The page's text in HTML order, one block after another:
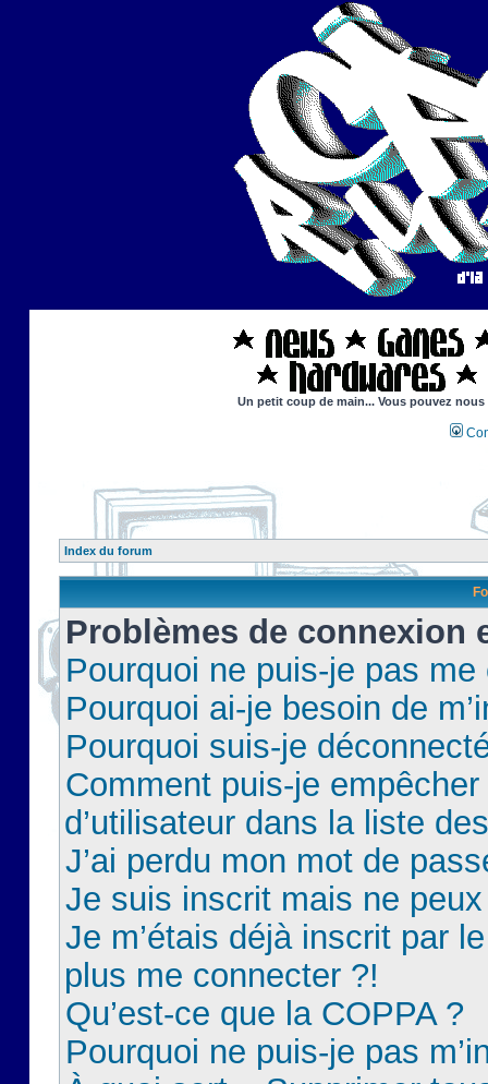
Un petit coup de main... Vous pouvez
Index du forum
Problèmes de connexion
Pourquoi ne puis-je pas
Pourquoi ai-je besoin de
Pourquoi suis-je
Comment puis-je
d’utilisateur dans la liste
J’ai perdu mon mot de
Je suis inscrit mais ne
Je m’étais déjà inscrit par
plus me connecter ?!
Qu’est-ce que la COPPA ?
Pourquoi ne puis-je pas